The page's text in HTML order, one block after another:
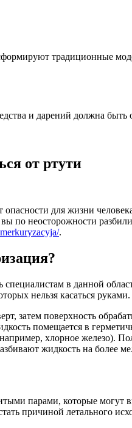
традиционные
и дарений должна
от ртути
для жизни
по неосторожности
.
специалистам в данной
нельзя касаться руками.
затем поверхность
помещается в
хлорное железо).
жидкость на более
парами, которые
причиной летального